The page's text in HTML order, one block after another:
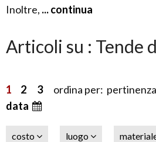
Inoltre, ... continua
Articoli su : Tende
1 2 3ordina per: pertinenza
data
costo luogo